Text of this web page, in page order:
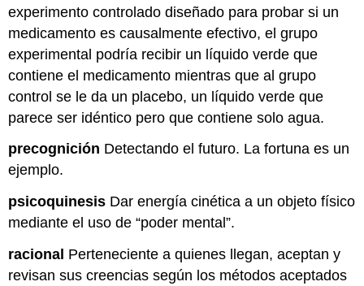
experimento controlado diseñado para probar si un
medicamento es causalmente efectivo, el grupo
experimental podría recibir un líquido verde que
contiene el medicamento mientras que al grupo
control se le da un placebo, un líquido verde que
parece ser idéntico pero que contiene solo agua.
precognición Detectando el futuro. La fortuna es un
ejemplo.
psicoquinesis Dar energía cinética a un objeto físico
mediante el uso de “poder mental”.
racional Perteneciente a quienes llegan, aceptan y
revisan sus creencias según los métodos aceptados